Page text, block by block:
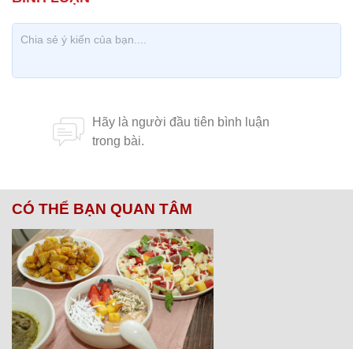
CÓ THỂ BẠN QUAN TÂM